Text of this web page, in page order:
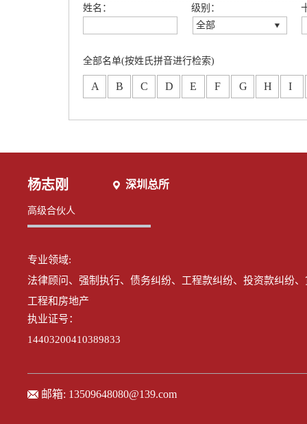
姓名：
级别：
全部
创始合伙人
高级合伙人
全部名单(按姓氏拼音进行检索)
A B C D E F G H I
杨志刚 深圳总所
高级合伙人
专业领域:
法律顾问、强制执行、债务纠纷、工程款纠纷、投资款纠纷
工程和房地产
执业证号：
14403200410389833
邮箱: 13509648080@139.com